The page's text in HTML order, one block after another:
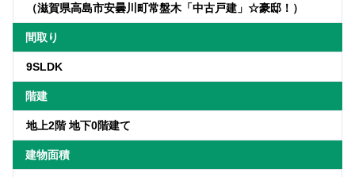
（滋賀県高島市安曇川町常盤木「中古戸建」☆豪邸！）
間取り
9SLDK
階建
地上2階 地下0階建て
建物面積